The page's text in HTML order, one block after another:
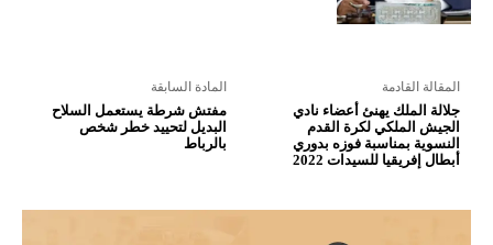
المادة السابقة
مفتش شرطة يستعمل السلاح
البديل لتحييد خطر شخص
بالرباط
المقالة القادمة
جلالة الملك يهنئ أعضاء نادي
الجيش الملكي لكرة القدم
النسوية بمناسبة فوزه بدوري
أبطال إفريقيا للسيدات 2022